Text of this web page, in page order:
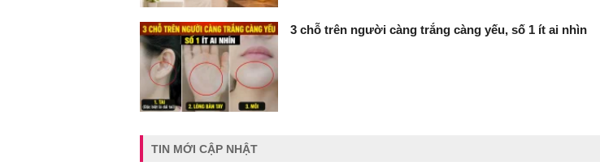
3 chỗ trên người càng trắng càng yếu, số 1 ít ai nhìn
TIN MỚI CẬP NHẬT